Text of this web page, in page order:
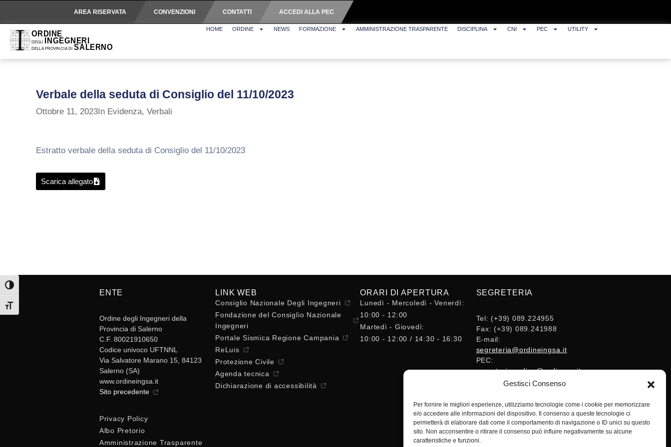
Gestisci Consenso
Per fornire le migliori esperienze, utilizziamo tecnologie come i cookie per memorizzare
e/o accedere alle informazioni del dispositivo. Il consenso a queste tecnologie ci
permetterà di elaborare dati come il comportamento di navigazione o ID unici su questo
sito. Non acconsentire o ritirare il consenso può influire negativamente su alcune
caratteristiche e funzioni.
AREA RISERVATA CONVENZIONI CONTATTI ACCEDI ALLA PEC
HOME ORDINE NEWS FORMAZIONE AMMINISTRAZIONE TRASPARENTE DISCIPLINA CNI PEC UTILITY
Verbale della seduta di Consiglio del 11/10/2023
Ottobre 11, 2023In Evidenza, Verbali
Estratto verbale della seduta di Consiglio del 11/10/2023
Scarica allegato
Attiva/disattiva alto contrasto
Attiva/disattiva dimensione testo
ENTE
Ordine degli Ingegneri della
Provincia di Salerno
C.F. 80021910650
Codice univoco UFTNNL
Via Salvatore Marano 15, 84123
Salerno (SA)
www.ordineingsa.it
Sito precedente
Privacy Policy
Albo Pretorio
Amministrazione Trasparente
LINK WEB
Consiglio Nazionale Degli Ingegneri
Fondazione del Consiglio Nazionale
Ingegneri
Portale Sismica Regione Campania
ReLuis
Protezione Civile
Agenda tecnica
Dichiarazione di accessibilità
ORARI DI APERTURA
Lunedì - Mercoledì - Venerdì:
10:00 - 12:00
Martedì - Giovedì:
10:00 - 12:00 / 14:30 - 16:30
SEGRETERIA
Tel: (+39) 089.224955
Fax: (+39) 089.241988
E-mail:
segreteria@ordineingsa.it
PEC:
segreteria.ordine@ordingsa.it